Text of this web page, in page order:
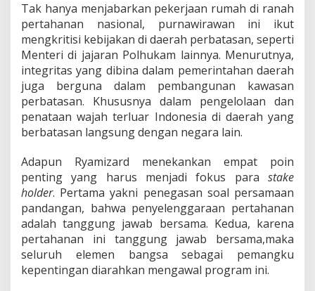
Tak hanya menjabarkan pekerjaan rumah di ranah
pertahanan nasional, purnawirawan ini ikut
mengkritisi kebijakan di daerah perbatasan, seperti
Menteri di jajaran Polhukam lainnya. Menurutnya,
integritas yang dibina dalam pemerintahan daerah
juga berguna dalam pembangunan kawasan
perbatasan. Khususnya dalam pengelolaan dan
penataan wajah terluar Indonesia di daerah yang
berbatasan langsung dengan negara lain.
Adapun Ryamizard menekankan empat poin
penting yang harus menjadi fokus para stake
holder. Pertama yakni penegasan soal persamaan
pandangan, bahwa penyelenggaraan pertahanan
adalah tanggung jawab bersama. Kedua, karena
pertahanan ini tanggung jawab bersama,maka
seluruh elemen bangsa sebagai pemangku
kepentingan diarahkan mengawal program ini.